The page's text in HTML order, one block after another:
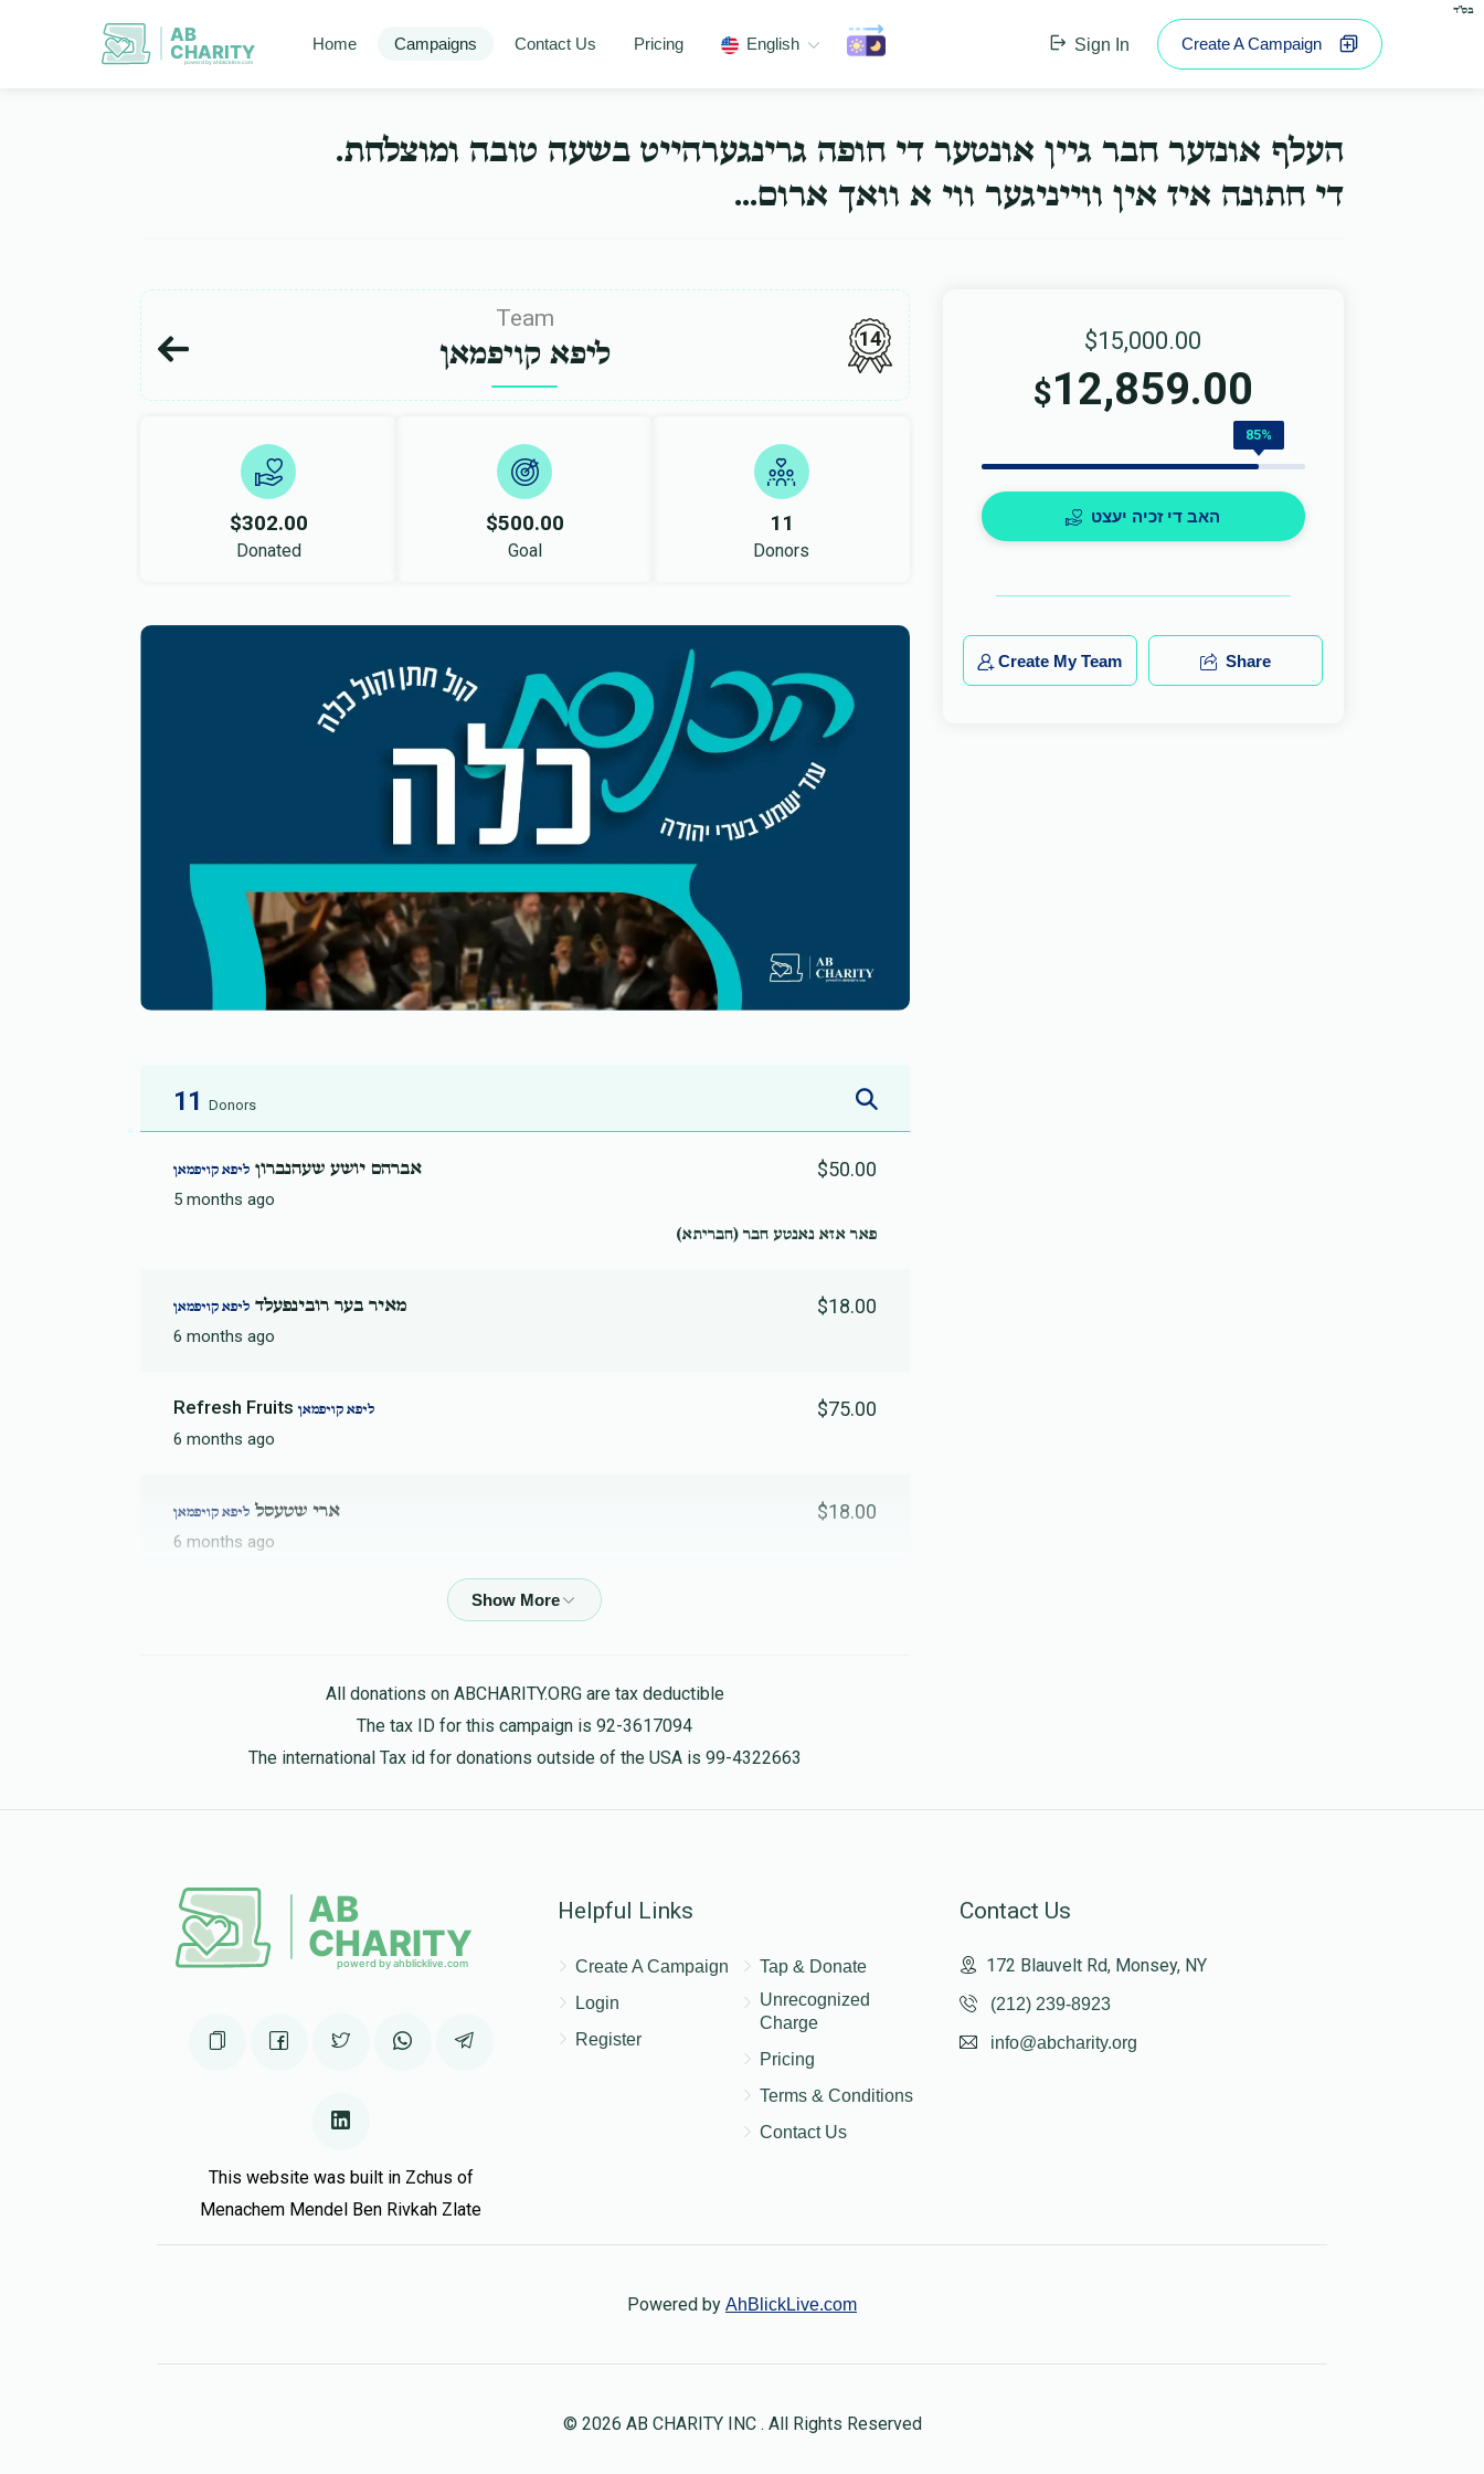
בס"ד
AB
CHARITY
powerd by ahblicklive.com
Home Campaigns Contact Us Pricing English Sign In Create A Campaign
העלף אונזער חבר גיין אונטער די חופה גרינגערהייט בשעה טובה ומוצלחת.
די חתונה איז אין ווייניגער ווי א וואך ארום...
Team
ליפא קויפמאן 14
$302.00
Donated
$500.00
Goal
11
Donors
11 Donors
אברהם יושע שעהנברון ליפא קויפמאן
5 months ago
$50.00
פאר אזא נאנטע חבר (חבריתא)
מאיר בער רובינפעלד ליפא קויפמאן
6 months ago
$18.00
Refresh Fruits ליפא קויפמאן
6 months ago
$75.00
ארי שטעסל ליפא קויפמאן
6 months ago
$18.00
ישעי איצקאוויטש
6 months ago
שמעון רייך ליפא קויפמאן
6 months ago
All donations on ABCHARITY.ORG are tax deductible
The tax ID for this campaign is 92-3617094
The international Tax id for donations outside of the USA is 99-4322663
$15,000.00
$12,859.00
85%
האב די זכיה יעצט
Create My Team Share
This website was built in Zchus of
Menachem Mendel Ben Rivkah Zlate
Helpful Links
Create A Campaign
Login
Register
Tap & Donate
Unrecognized
Charge
Pricing
Terms & Conditions
Contact Us
Contact Us
172 Blauvelt Rd, Monsey, NY
(212) 239-8923
info@abcharity.org
Powered by AhBlickLive.com
© 2026 AB CHARITY INC . All Rights Reserved